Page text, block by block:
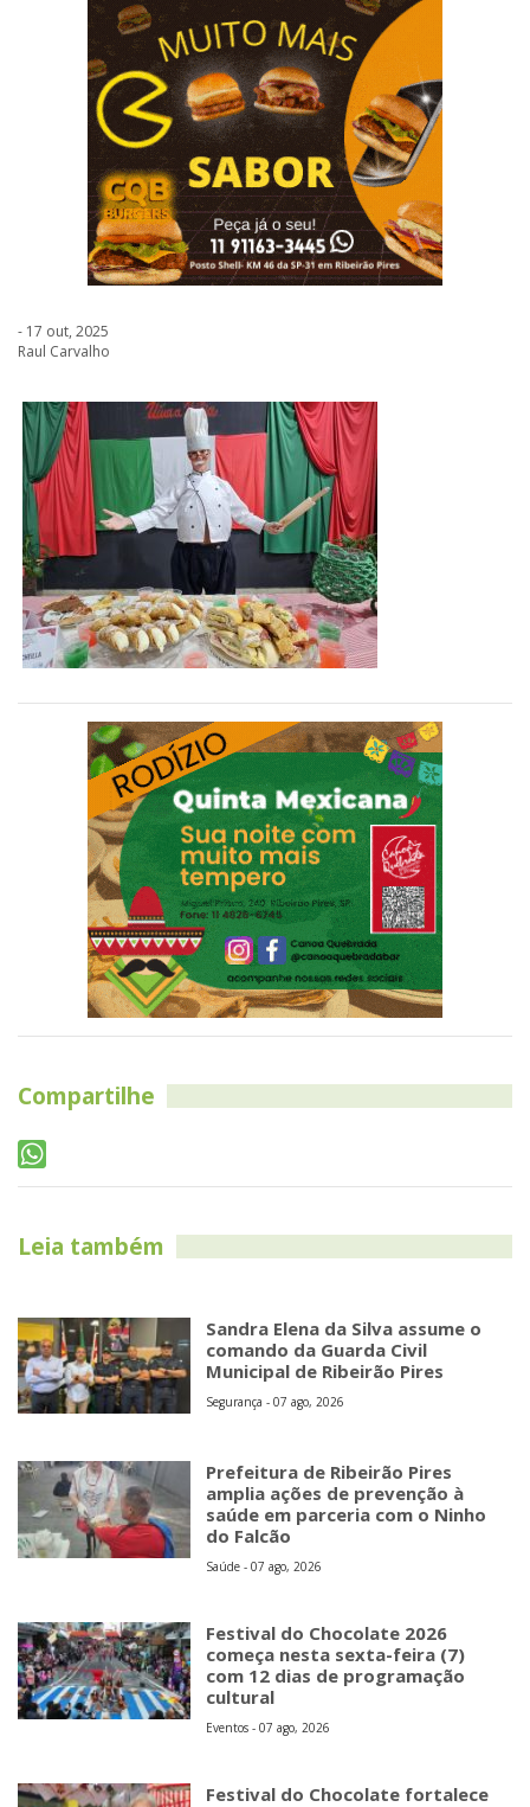
- 17 out, 2025
Raul Carvalho
Compartilhe
Leia também
Sandra Elena da Silva assume o
comando da Guarda Civil
Municipal de Ribeirão Pires
Segurança - 07 ago, 2026
Prefeitura de Ribeirão Pires
amplia ações de prevenção à
saúde em parceria com o Ninho
do Falcão
Saúde - 07 ago, 2026
Festival do Chocolate 2026
começa nesta sexta-feira (7)
com 12 dias de programação
cultural
Eventos - 07 ago, 2026
Festival do Chocolate fortalece